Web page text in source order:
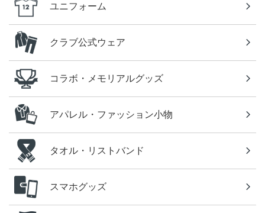
ユニフォーム
クラブ公式ウェア
コラボ・メモリアルグッズ
アパレル・ファッション小物
タオル・リストバンド
スマホグッズ